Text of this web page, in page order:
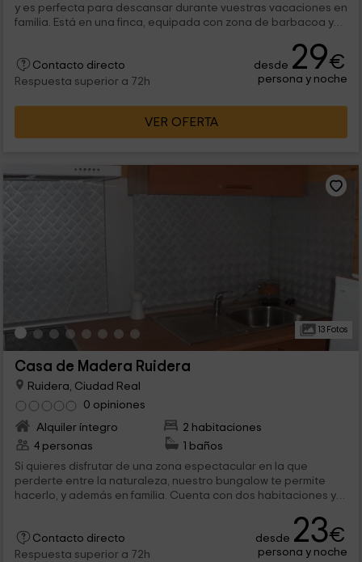
y es perfecta para descansar durante vuestras vacaciones en
familia. Está en una finca, equipada con zona de barbacoa y
Contacto directo
Respuesta superior a 72h
desde 29€
persona y noche
VER OFERTA
13 Fotos
Casa de Madera Ruidera
Ruidera, Ciudad Real
0 opiniones
Alquiler íntegro
2 habitaciones
4 personas
1 baños
Si quieres disfrutar de una zona espectacular en la que
perderte entre la naturaleza, nuestro bungalow te permite
hacerlo, y además en familia. Cuenta con dos habitaciones y
Contacto directo
Respuesta superior a 72h
desde 23€
persona y noche